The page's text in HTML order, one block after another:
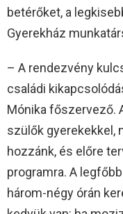
betérőket, a
Gyerekház
– A rendezvény
családi
Mónika főszervező.
szülők gyerekekkel,
hozzánk, és előre
programra. A
három-négy órán